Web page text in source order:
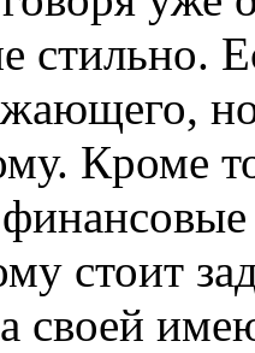
стильно.
Кроме
стоит
своей